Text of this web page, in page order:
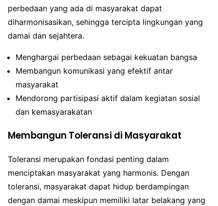
perbedaan yang ada di masyarakat dapat
diharmonisasikan, sehingga tercipta lingkungan yang
damai dan sejahtera.
Menghargai perbedaan sebagai kekuatan bangsa
Membangun komunikasi yang efektif antar
masyarakat
Mendorong partisipasi aktif dalam kegiatan sosial
dan kemasyarakatan
Membangun Toleransi di Masyarakat
Toleransi merupakan fondasi penting dalam
menciptakan masyarakat yang harmonis. Dengan
toleransi, masyarakat dapat hidup berdampingan
dengan damai meskipun memiliki latar belakang yang